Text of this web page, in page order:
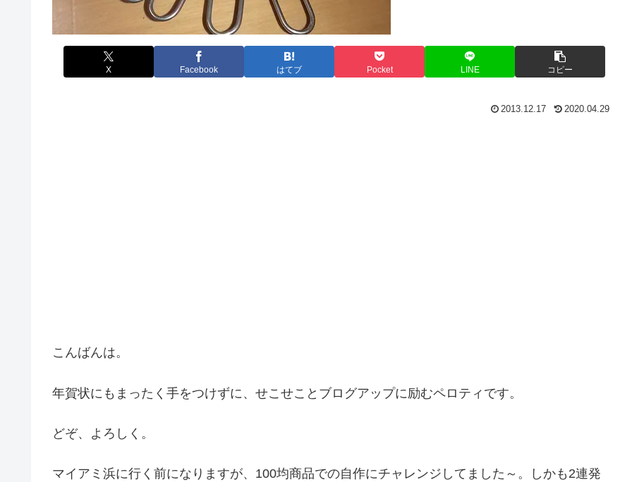
X Facebook はてブ Pocket LINE コピー
2013.12.17 2020.04.29
こんばんは。
年賀状にもまったく手をつけずに、せこせことブログアップに励むペロティです。
どぞ、よろしく。
マイアミ浜に行く前になりますが、100均商品での自作にチャレンジしてました～。しかも2連発